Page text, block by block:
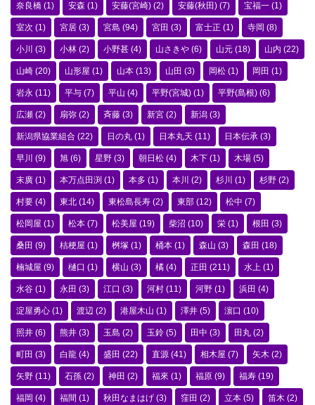
奈良橋 (1) 安森 (1) 安藤(宮崎) (2) 安藤(秋田) (7) 宝福一 (1)
室次 (1) 宮居 (3) 宮島 (94) 宮田 (3) 富士正 (1) 寺岡 (8)
小川 (3) 小林 (2) 小野甚 (4) 山さきや (6) 山元 (18) 山内 (22)
山崎 (20) 山形屋 (1) 山本 (13) 山田 (3) 岡松 (1) 岡田 (1)
岩永 (11) 平与 (7) 平山 (4) 平野(宮城) (1) 平野(島根) (6)
広瀬 (2) 扇弥 (2) 斉藤 (3) 新宮 (2) 新潟 (3)
新潟県協業組合 (22) 日の丸 (1) 日本丸天 (11) 日本伝承 (3)
早川 (9) 旭 (6) 星野 (3) 朝日松 (4) 木下 (1) 木場 (5)
末廣 (1) 本万点田渕 (1) 本多 (1) 本川 (2) 杉川 (1) 杉野 (2)
村要 (4) 東北 (14) 東松島長寿 (2) 東部 (12) 松中 (7)
松岡屋 (1) 松本 (7) 松美屋 (19) 柴沼 (10) 栄 (1) 根田 (3)
桑田 (9) 桔梗屋 (1) 桝塚 (1) 桶本 (1) 森山 (3) 森田 (18)
楠城屋 (9) 樋口 (1) 横山 (3) 橘 (4) 正田 (211) 水上 (1)
水谷 (1) 永田 (3) 江口 (3) 河村 (11) 河野 (1) 浜田 (4)
淀屋勇心 (1) 渡辺 (2) 港屋木山 (1) 澤井 (5) 濵口 (10)
照井 (6) 熊井 (3) 玉島 (2) 玉鈴 (5) 田中 (3) 田丸 (2)
町田 (3) 白龍 (4) 盛田 (22) 直源 (41) 相木屋 (7) 矢木 (2)
矢野 (11) 石孫 (2) 神田 (2) 福來 (1) 福原 (9) 福寿 (19)
福岡 (4) 福間 (1) 秋田なまはげ (3) 窪田 (2) 立本 (5) 笛木 (2)